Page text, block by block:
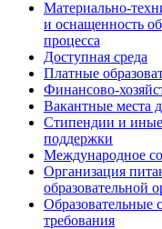
Материально-
и оснащенность
процесса
Доступная среда
Платные
Финансово-
Вакантные места
Стипендии и
поддержки
Международное
Организация
образовательной
Образовательные
требования